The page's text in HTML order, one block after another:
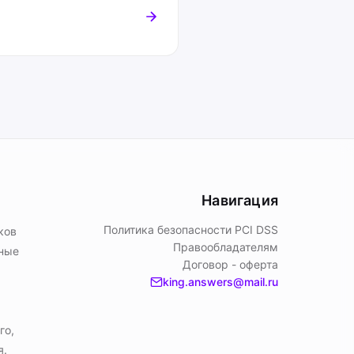
Навигация
Политика безопасности PСI DSS
Правообладателям
Договор - оферта
king.answers@mail.ru